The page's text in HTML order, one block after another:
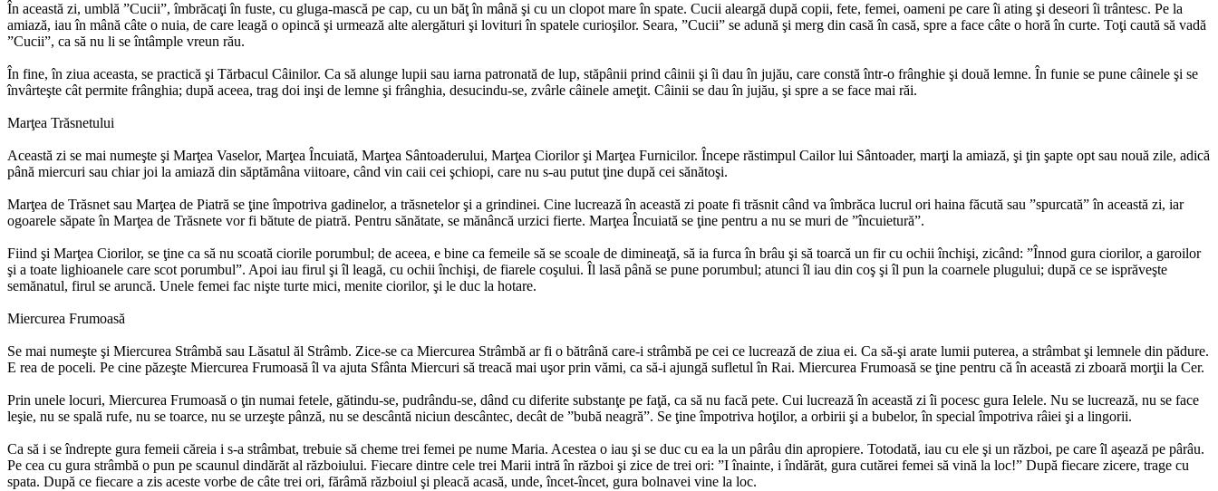
În această zi, umblă ”Cucii”, îmbrăcaţi în fuste, cu gluga-mască pe cap, cu un băţ în mână şi cu un clopot mare în spate. Cucii aleargă după copii, fete, femei, oameni pe care îi ating şi deseori îi trântesc. Pe la
amiază, iau în mână câte o nuia, de care leagă o opincă şi urmează alte alergături şi lovituri în spatele curioşilor. Seara, ”Cucii” se adună şi merg din casă în casă, spre a face câte o horă în curte. Toţi caută să vadă
”Cucii”, ca să nu li se întâmple vreun rău.
În fine, în ziua aceasta, se practică şi Tărbacul Câinilor. Ca să alunge lupii sau iarna patronată de lup, stăpânii prind câinii şi îi dau în jujău, care constă într-o frânghie şi două lemne. În funie se pune câinele şi se
învârteşte cât permite frânghia; după aceea, trag doi inşi de lemne şi frânghia, desucindu-se, zvârle câinele ameţit. Câinii se dau în jujău, şi spre a se face mai răi.
Marţea Trăsnetului
Această zi se mai numeşte şi Marţea Vaselor, Marţea Încuiată, Marţea Sântoaderului, Marţea Ciorilor şi Marţea Furnicilor. Începe răstimpul Cailor lui Sântoader, marţi la amiază, şi ţin şapte opt sau nouă zile, adică
până miercuri sau chiar joi la amiază din săptămâna viitoare, când vin caii cei şchiopi, care nu s-au putut ţine după cei sănătoşi.
Marţea de Trăsnet sau Marţea de Piatră se ţine împotriva gadinelor, a trăsnetelor şi a grindinei. Cine lucrează în această zi poate fi trăsnit când va îmbrăca lucrul ori haina făcută sau ”spurcată” în această zi, iar
ogoarele săpate în Marţea de Trăsnete vor fi bătute de piatră. Pentru sănătate, se mănâncă urzici fierte. Marţea Încuiată se ţine pentru a nu se muri de ”încuietură”.
Fiind şi Marţea Ciorilor, se ţine ca să nu scoată ciorile porumbul; de aceea, e bine ca femeile să se scoale de dimineaţă, să ia furca în brâu şi să toarcă un fir cu ochii închişi, zicând: ”Înnod gura ciorilor, a garoilor
şi a toate lighioanele care scot porumbul”. Apoi iau firul şi îl leagă, cu ochii închişi, de fiarele coşului. Îl lasă până se pune porumbul; atunci îl iau din coş şi îl pun la coarnele plugului; după ce se isprăveşte
semănatul, firul se aruncă. Unele femei fac nişte turte mici, menite ciorilor, şi le duc la hotare.
Miercurea Frumoasă
Se mai numeşte şi Miercurea Strâmbă sau Lăsatul ăl Strâmb. Zice-se ca Miercurea Strâmbă ar fi o bătrână care-i strâmbă pe cei ce lucrează de ziua ei. Ca să-şi arate lumii puterea, a strâmbat şi lemnele din pădure.
E rea de poceli. Pe cine păzeşte Miercurea Frumoasă îl va ajuta Sfânta Miercuri să treacă mai uşor prin vămi, ca să-i ajungă sufletul în Rai. Miercurea Frumoasă se ţine pentru că în această zi zboară morţii la Cer.
Prin unele locuri, Miercurea Frumoasă o ţin numai fetele, gătindu-se, pudrându-se, dând cu diferite substanţe pe faţă, ca să nu facă pete. Cui lucrează în această zi îi pocesc gura Ielele. Nu se lucrează, nu se face
leşie, nu se spală rufe, nu se toarce, nu se urzeşte pânză, nu se descântă niciun descântec, decât de ”bubă neagră”. Se ţine împotriva hoţilor, a orbirii şi a bubelor, în special împotriva râiei şi a lingorii.
Ca să i se îndrepte gura femeii căreia i s-a strâmbat, trebuie să cheme trei femei pe nume Maria. Acestea o iau şi se duc cu ea la un pârâu din apropiere. Totodată, iau cu ele şi un război, pe care îl aşează pe pârâu.
Pe cea cu gura strâmbă o pun pe scaunul dindărăt al războiului. Fiecare dintre cele trei Marii intră în război şi zice de trei ori: ”I înainte, i îndărăt, gura cutărei femei să vină la loc!” După fiecare zicere, trage cu
spata. După ce fiecare a zis aceste vorbe de câte trei ori, fărâmă războiul şi pleacă acasă, unde, încet-încet, gura bolnavei vine la loc.